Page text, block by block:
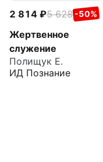
2 814 5 628 -50%
Жертвенное
служение
Полищук Е.
ИД Познание